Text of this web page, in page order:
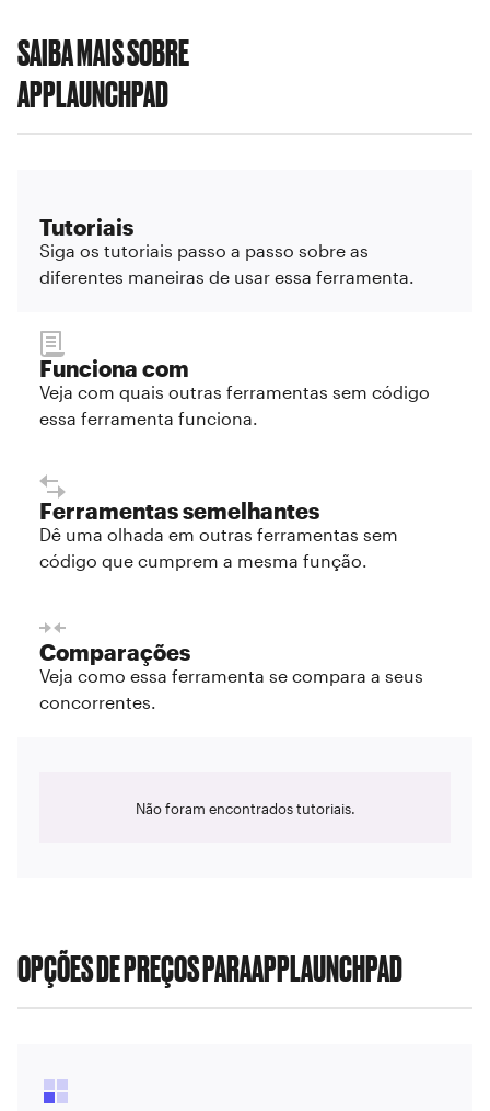
SAIBA MAIS SOBRE
APPLAUNCHPAD
Tutoriais
Siga os tutoriais passo a passo sobre as
diferentes maneiras de usar essa ferramenta.
Funciona com
Veja com quais outras ferramentas sem código
essa ferramenta funciona.
Ferramentas semelhantes
Dê uma olhada em outras ferramentas sem
código que cumprem a mesma função.
Comparações
Veja como essa ferramenta se compara a seus
concorrentes.
Não foram encontrados tutoriais.
OPÇÕES DE PREÇOS PARAAPPLAUNCHPAD